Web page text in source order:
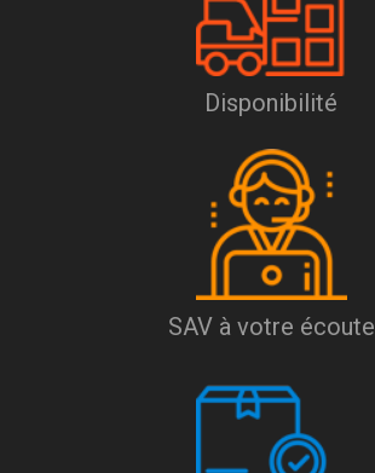
Disponibilité
SAV à votre écoute